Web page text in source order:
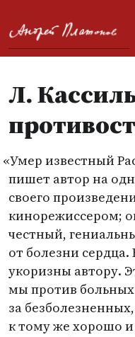
Л.
«Умер известный
пишет автор на
своего
кинорежиссером;
честный,
от болезни
укоризны автору.
мы против
за
к тому же хорошо